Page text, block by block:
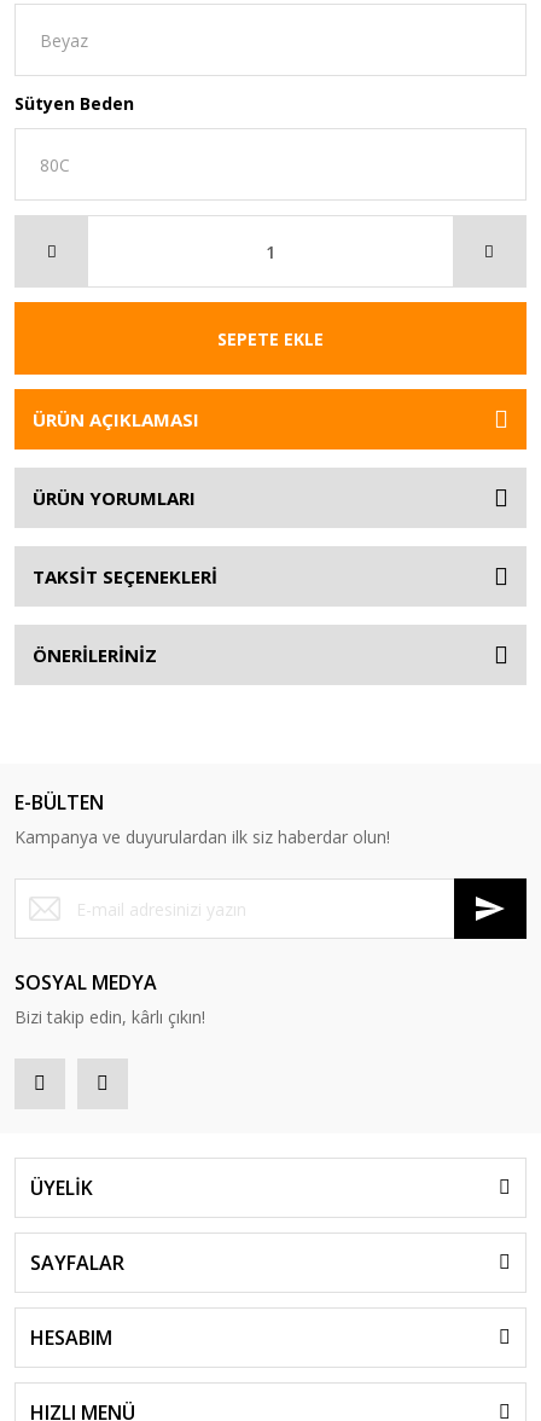
Sütyen Beden
SEPETE EKLE
ÜRÜN AÇIKLAMASI
ÜRÜN YORUMLARI
TAKSİT SEÇENEKLERİ
ÖNERİLERİNİZ
E-BÜLTEN
Kampanya ve duyurulardan ilk siz haberdar olun!
SOSYAL MEDYA
Bizi takip edin, kârlı çıkın!
ÜYELİK
SAYFALAR
HESABIM
HIZLI MENÜ